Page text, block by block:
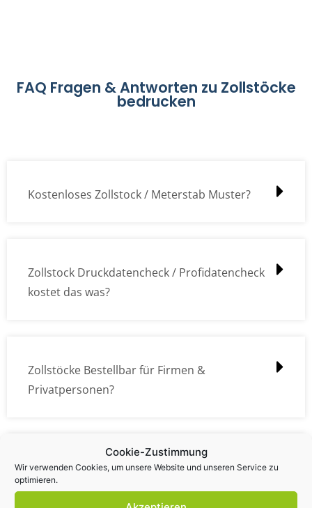
Cookie-Zustimmung
Wir verwenden Cookies, um unsere Website und unseren Service zu
optimieren.
FAQ Fragen & Antworten zu Zollstöcke
bedrucken
Kostenloses Zollstock / Meterstab Muster?
Zollstock Druckdatencheck / Profidatencheck
kostet das was?
Zollstöcke Bestellbar für Firmen &
Privatpersonen?
Wie kann ich die Daten (z.B. Logos und Texte)
übermitteln?